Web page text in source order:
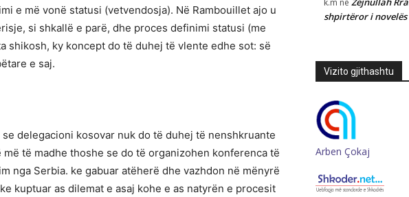
e më vonë statusi (vetvendosja). Në Rambouillet ajo u
si shkallë e parë, dhe proces definimi statusi (me
shikosh, ky koncept do të duhej të vlente edhe sot: së
e saj.
delegacioni kosovar nuk do të duhej të nenshkruante
të madhe thoshe se do të organizohen konferenca të
nga Serbia. ke gabuar atëherë dhe vazhdon në mënyrë
kuptuar as dilemat e asaj kohe e as natyrën e procesit
k.m në
shpirtëror i novelës
Vizito gjithashtu
Arben Çokaj